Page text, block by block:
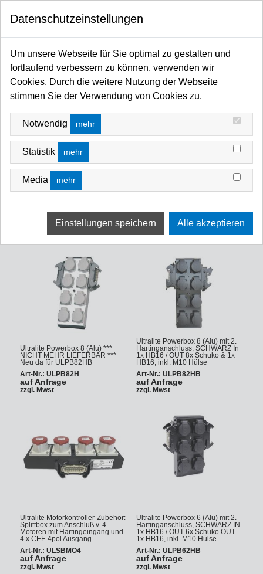
Startseite
Kabel / Stecker / Verteiler
POWERBOXEN
FILTERN NACH SORTIEREN NACH
SCHWARZ IN 1x HB16 / OUT 6x
Schuko, inkl. M10 Hülse
Art-Nr.: ULPB6B
NICHT MEHR LIEFERBAR ***
Alternative in schwarz: ULPB8B
Art-Nr.: ULPB8
Ultralite Powerbox 8 (Alu) ***
NICHT MEHR LIEFERBAR ***
Neu da für ULPB82HB
Art-Nr.: ULPB82H
auf Anfrage
zzgl. Mwst
Ultralite Powerbox 8 (Alu) mit 2.
Hartinganschluss, SCHWARZ In
1x HB16 / OUT 8x Schuko & 1x
HB16, inkl. M10 Hülse
Art-Nr.: ULPB82HB
auf Anfrage
zzgl. Mwst
Ultralite Motorkontroller-Zubehör:
Splittbox zum Anschluß v. 4
Motoren mit Hartingeingang und
4 x CEE 4pol Ausgang
Art-Nr.: ULSBMO4
auf Anfrage
zzgl. Mwst
Ultralite Powerbox 6 (Alu) mit 2.
Hartinganschluss, SCHWARZ IN
1x HB16 / OUT 6x Schuko OUT
1x HB16, inkl. M10 Hülse
Art-Nr.: ULPB62HB
auf Anfrage
zzgl. Mwst
Datenschutzeinstellungen
Um unsere Webseite für Sie optimal zu gestalten und
fortlaufend verbessern zu können, verwenden wir
Cookies. Durch die weitere Nutzung der Webseite
stimmen Sie der Verwendung von Cookies zu.
Notwendig mehr
Statistik mehr
Media mehr